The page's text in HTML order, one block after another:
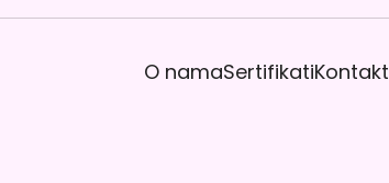
O namaSertifikatiKontakt